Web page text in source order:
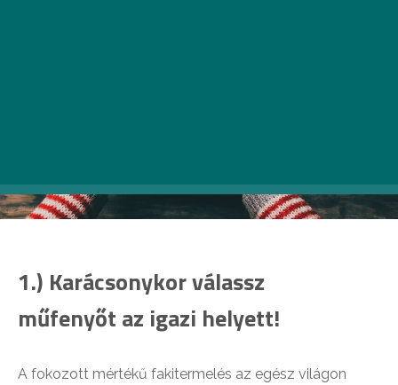
1.) Karácsonykor válassz
műfenyőt az igazi helyett!
A fokozott mértékű fakitermelés az egész világon